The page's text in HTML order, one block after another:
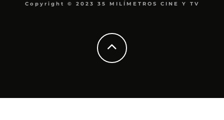
Copyright © 2023 35 MILÍMETROS CINE Y TV